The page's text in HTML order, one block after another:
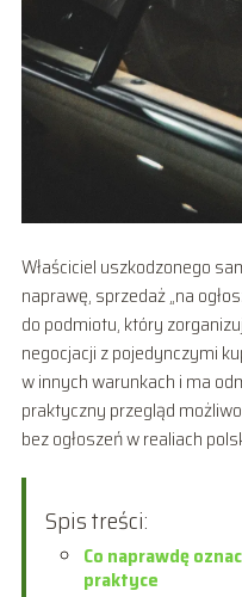
Właściciel uszkodzonego
naprawę, sprzedaż „na
do podmiotu, który
negocjacji z pojedynczymi
w innych warunkach i ma
praktyczny przegląd
bez ogłoszeń w realiach
Spis treści:
Co naprawdę
praktyce